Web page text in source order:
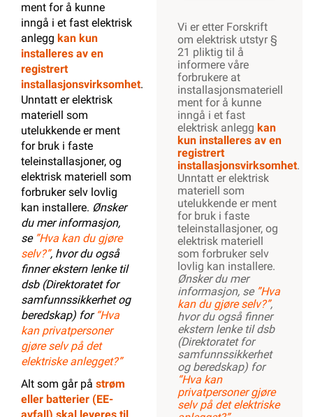
ment for å kunne
inngå i et fast elektrisk
anlegg kan kun
installeres av en
registrert
installasjonsvirksomhet.
Unntatt er elektrisk
materiell som
utelukkende er ment
for bruk i faste
teleinstallasjoner, og
elektrisk materiell som
forbruker selv lovlig
kan installere. Ønsker
du mer informasjon,
se ”Hva kan du gjøre
selv?”, hvor du også
finner ekstern lenke til
dsb (Direktoratet for
samfunnssikkerhet og
beredskap) for “Hva
kan privatpersoner
gjøre selv på det
elektriske anlegget?”
Alt som går på strøm
eller batterier (EE-
Vi er etter Forskrift
om elektrisk utstyr §
21 pliktig til å
informere våre
forbrukere at
installasjonsmateriell
ment for å kunne
inngå i et fast
elektrisk anlegg kan
kun installeres av en
registrert
installasjonsvirksomhet.
Unntatt er elektrisk
materiell som
utelukkende er ment
for bruk i faste
teleinstallasjoner, og
elektrisk materiell
som forbruker selv
lovlig kan installere.
Ønsker du mer
informasjon, se ”Hva
kan du gjøre selv?”,
hvor du også finner
ekstern lenke til dsb
(Direktoratet for
samfunnssikkerhet
og beredskap) for
“Hva kan
privatpersoner gjøre
selv på det elektriske